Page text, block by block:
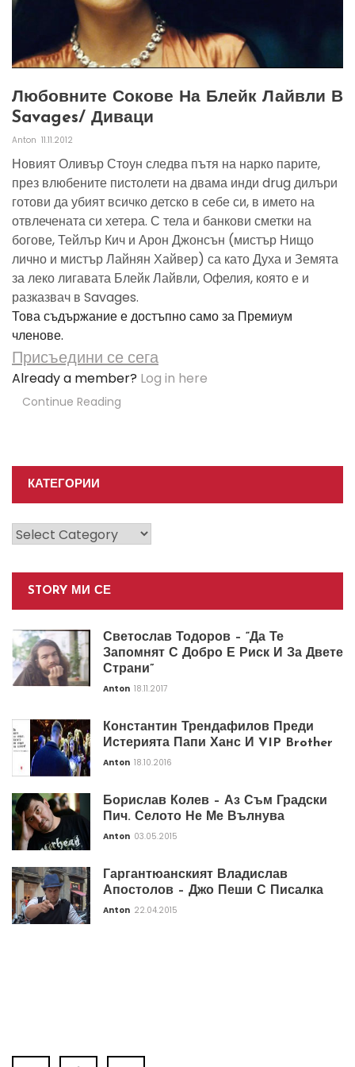
Любовните Сокове На Блейк Лайвли В
Savages/ Диваци
Anton 11.11.2012
Новият Оливър Стоун следва пътя на нарко парите,
през влюбените пистолети на двама инди drug дилъри
готови да убият всичко детско в себе си, в името на
отвлечената си хетера. С тела и банкови сметки на
богове, Тейлър Кич и Арон Джонсън (мистър Нищо
лично и мистър Лайнян Хайвер) са като Духа и Земята
за леко лигавата Блейк Лайвли, Офелия, която е и
разказвач в Savages.
Това съдържание е достъпно само за Премиум
членове.
Присъедини се сега
Already a member? Log in here
Continue Reading
КАТЕГОРИИ
Категории
STORY МИ СЕ
Светослав Тодоров – “Да Те
Запомнят С Добро Е Риск И За Двете
Страни”
Anton 18.11.2017
Константин Трендафилов Преди
Истерията Папи Ханс И VIP Brother
Anton 18.10.2016
Борислав Колев – Аз Съм Градски
Пич. Селото Не Ме Вълнува
Anton 03.05.2015
Гаргантюанският Владислав
Апостолов – Джо Пеши С Писалка
Anton 22.04.2015